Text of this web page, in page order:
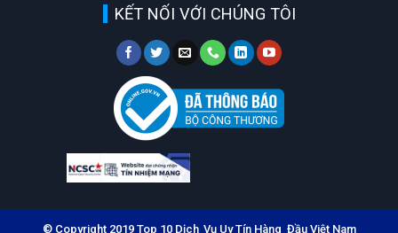
KẾT NỐI VỚI CHÚNG TÔI
© Copyright 2019 Top 10 Dịch Vụ Uy Tín Hàng Đầu Việt Nam